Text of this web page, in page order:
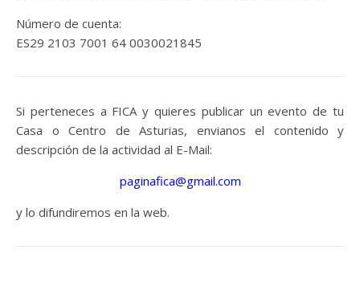
Número de cuenta:
ES29 2103 7001 64 0030021845
Si perteneces a FICA y quieres publicar un evento de tu
Casa o Centro de Asturias, envianos el contenido y
descripción de la actividad al E-Mail:
paginafica@gmail.com
y lo difundiremos en la web.